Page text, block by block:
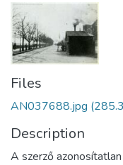
Files
AN037688.jpg
Description
A szerző azonosítatlan